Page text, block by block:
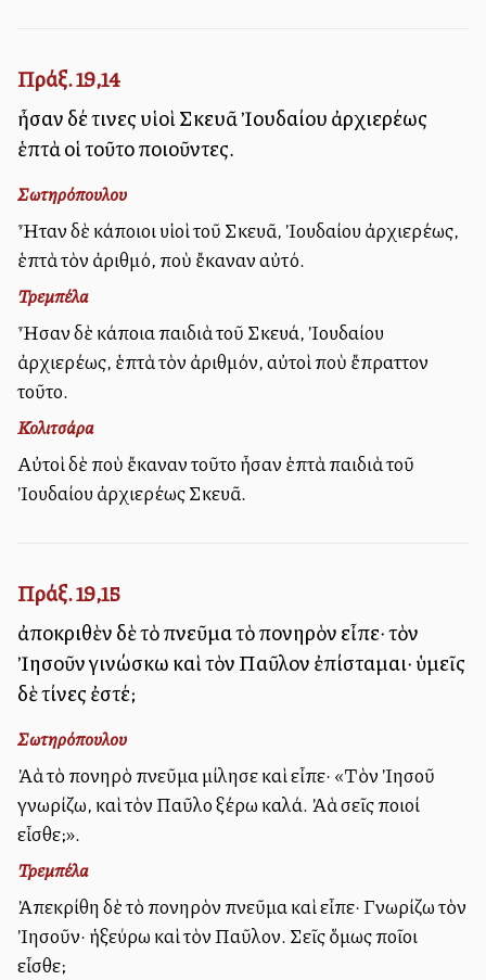
Πράξ. 19,14
ἦσαν δέ τινες υἱοὶ Σκευᾶ Ἰουδαίου ἀρχιερέως
ἑπτὰ οἱ τοῦτο ποιοῦντες.
Σωτηρόπουλου
Ἦταν δὲ κάποιοι υἱοὶ τοῦ Σκευᾶ, Ἰουδαίου ἀρχιερέως,
ἑπτὰ τὸν ἀριθμό, ποὺ ἔκαναν αὐτό.
Τρεμπέλα
Ἦσαν δὲ κάποια παιδιὰ τοῦ Σκευά, Ἰουδαίου
ἀρχιερέως, ἑπτὰ τὸν ἀριθμόν, αὐτοὶ ποὺ ἔπραττον
τοῦτο.
Κολιτσάρα
Αὐτοὶ δὲ ποὺ ἔκαναν τοῦτο ἦσαν ἑπτὰ παιδιὰ τοῦ
Ἰουδαίου ἀρχιερέως Σκευᾶ.
Πράξ. 19,15
ἀποκριθὲν δὲ τὸ πνεῦμα τὸ πονηρὸν εἶπε· τὸν
Ἰησοῦν γινώσκω καὶ τὸν Παῦλον ἐπίσταμαι· ὑμεῖς
δὲ τίνες ἐστέ;
Σωτηρόπουλου
Ἀλλὰ τὸ πονηρὸ πνεῦμα μίλησε καὶ εἶπε· «Τὸν Ἰησοῦ
γνωρίζω, καὶ τὸν Παῦλο ξέρω καλά. Ἀλλὰ σεῖς ποιοί
εἶσθε;».
Τρεμπέλα
Ἀπεκρίθη δὲ τὸ πονηρὸν πνεῦμα καὶ εἶπε· Γνωρίζω τὸν
Ἰησοῦν· ἡξεύρω καὶ τὸν Παῦλον. Σεῖς ὅμως ποῖοι
εἶσθε;